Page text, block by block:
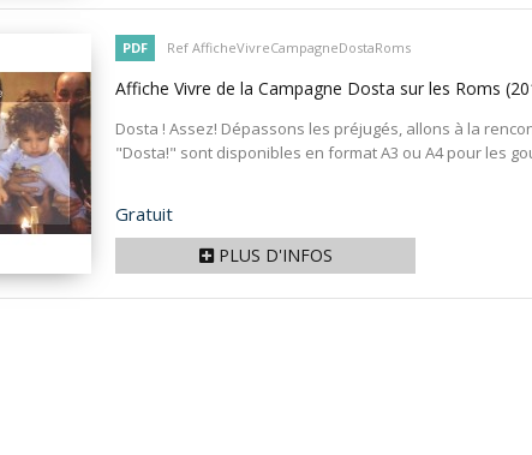
PDF Ref AfficheVivreCampagneDostaRoms
Affiche Vivre de la Campagne Dosta sur les Roms
Dosta ! Assez! Dépassons les préjugés, allons à la
"Dosta!" sont disponibles en format A3 ou A4 pour les
Prix
Gratuit
PLUS D'INFOS